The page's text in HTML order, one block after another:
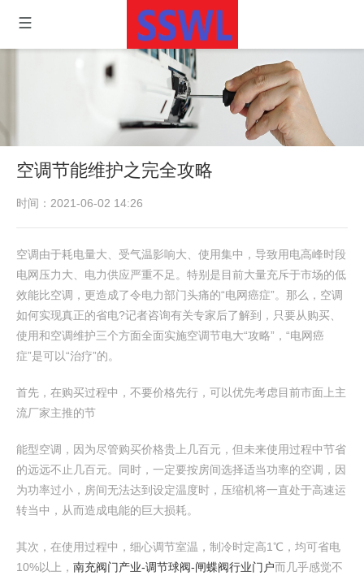
空调节能维护之完全攻略
时间：2021-06-02 14:26
空调由于耗电量大、受气温影响大、使用集中，导致用电高峰时段
电网压力大、电力供应严重不足。特别是目前大量充斥于市场的低
效能比空调，更造成了令电力部门头痛的“电网癌症”。那么，空调
如何实现真正的省电?记者咨询有关专家后了解到，只要从购买、
使用和空调维护三个方面全面实施空调节电大“攻略”，“电网癌
症”是可以“治疗”的。
首先，在购买过程中，不要价格先行，可以优先考虑目前市面上主
流厂家主推的节
能型空调，因为尽管购买价格贵上几百元，但未来使用过程中节省
的远远不止几百元。同时，一定要按房间选择适当功率的空调，因
为功率过小，房间无法达到设定温度时，压缩机将一直处于高速运
转当中，从而造成电能的巨大损耗。
其次，在使用过程中，细心调节室温，制冷时定高1℃，均可省电
10%以上， 南充阀门产业-调节球阀-闸蝶阀行业门户而几乎感觉不